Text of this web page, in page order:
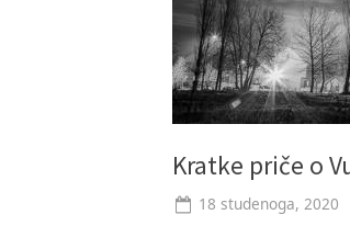
Kratke priče o
Posted
18 studenoga, 2020